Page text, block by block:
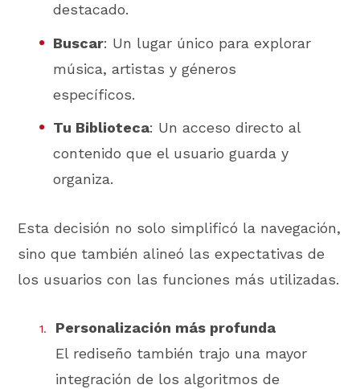
destacado.
Buscar: Un lugar único para explorar
música, artistas y géneros
específicos.
Tu Biblioteca: Un acceso directo al
contenido que el usuario guarda y
organiza.
Esta decisión no solo simplificó la navegación,
sino que también alineó las expectativas de
los usuarios con las funciones más utilizadas.
Personalización más profunda
El rediseño también trajo una mayor
integración de los algoritmos de